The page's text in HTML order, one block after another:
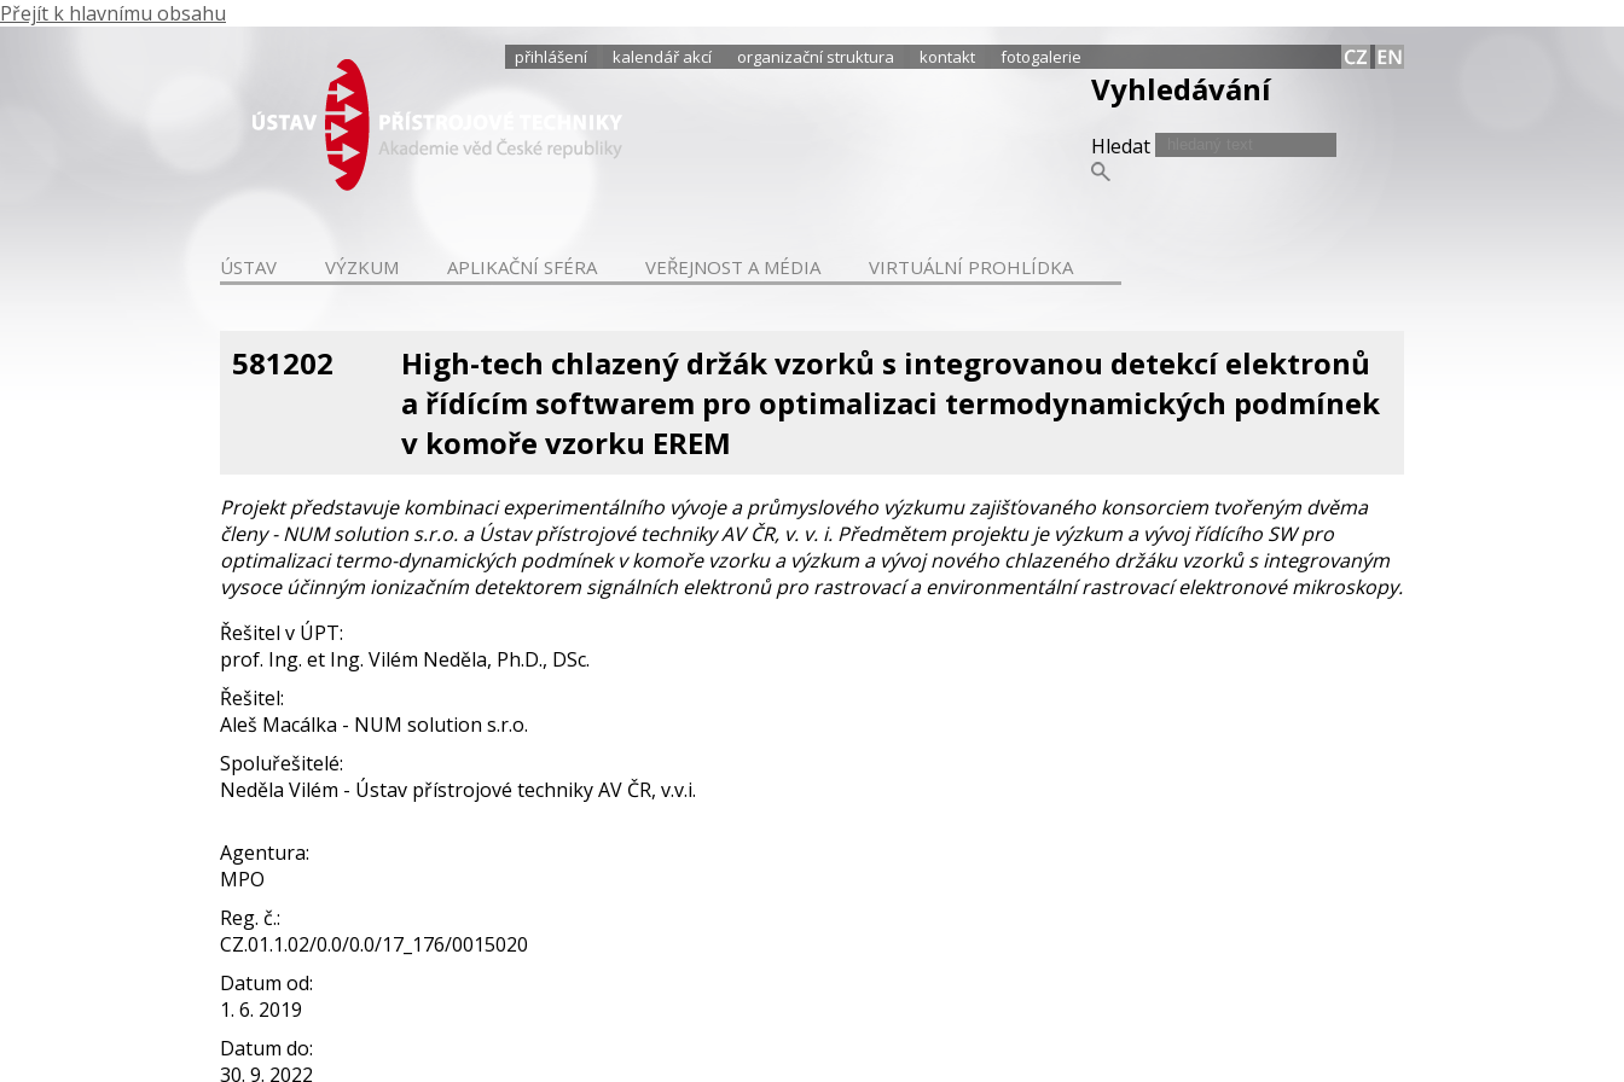
Přejít k hlavnímu obsahu
přihlášení kalendář akcí organizační struktura kontakt fotogalerie
Vyhledávání
Hledat
ÚSTAV VÝZKUM APLIKAČNÍ SFÉRA VEŘEJNOST A MÉDIA VIRTUÁLNÍ PROHLÍDKA
581202
High-tech chlazený držák vzorků s integrovanou detekcí elektronů
a řídícím softwarem pro optimalizaci termodynamických podmínek
v komoře vzorku EREM
Projekt představuje kombinaci experimentálního vývoje a průmyslového výzkumu zajišťovaného konsorciem tvořeným dvěma
členy - NUM solution s.r.o. a Ústav přístrojové techniky AV ČR, v. v. i. Předmětem projektu je výzkum a vývoj řídícího SW pro
optimalizaci termo-dynamických podmínek v komoře vzorku a výzkum a vývoj nového chlazeného držáku vzorků s integrovaným
vysoce účinným ionizačním detektorem signálních elektronů pro rastrovací a environmentální rastrovací elektronové mikroskopy.
Řešitel v ÚPT:
prof. Ing. et Ing. Vilém Neděla, Ph.D., DSc.
Řešitel:
Aleš Macálka - NUM solution s.r.o.
Spoluřešitelé:
Neděla Vilém - Ústav přístrojové techniky AV ČR, v.v.i.
Agentura:
MPO
Reg. č.:
CZ.01.1.02/0.0/0.0/17_176/0015020
Datum od:
1. 6. 2019
Datum do:
30. 9. 2022